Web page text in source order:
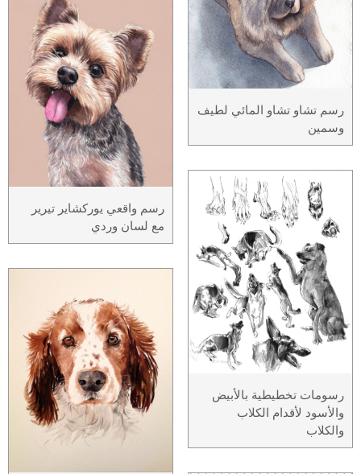
رسم تشاو تشاو المائي لطيف
وسمين
رسومات تخطيطية بالأبيض
والأسود لأقدام الكلاب
والكلاب
رسم واقعي يوركشاير تيرير
مع لسان وردي